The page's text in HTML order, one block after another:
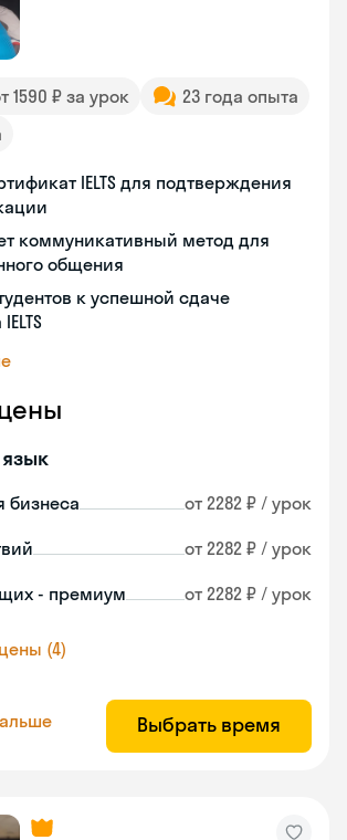
1590 ₽ за урок
23 года опыта
IELTS для подтверждения
коммуникативный метод для
общения
к успешной сдаче
бизнеса от 2282 ₽ / урок
от 2282 ₽ / урок
- премиум от 2282 ₽ / урок
(4)
Выбрать время